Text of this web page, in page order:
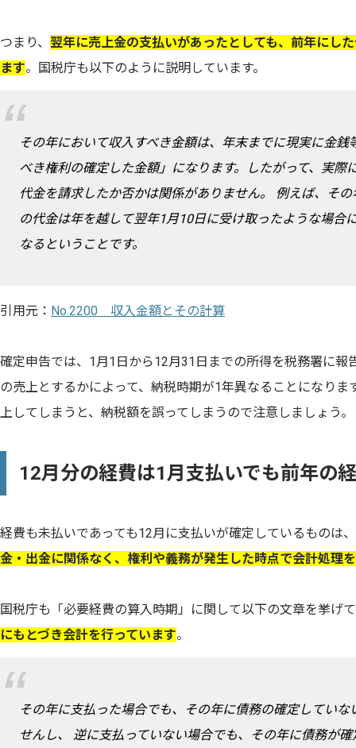
つまり、 翌年に売上金の支払いがあったとしても、前年にし
ます。国税庁も以下のように説明しています。
その年において収入すべき金額は、年末までに現実に金
べき権利の確定した金額」になります。したがって、実際
代金を請求したか否かは関係がありません。 例えば、そ
の代金は年を越して翌年1月10日に受け取ったような場合
なるということです。
引用元： No.2200 収入金額とその計算
確定申告では、1月1日から12月31日までの所得を税務署に報
の売上とするかによって、納税時期が1年異なることになり
上してしまうと、納税額を誤ってしまうので注意しましょう。
12月分の経費は1月支払いでも前年の
経費も未払いであっても12月に支払いが確定しているものは
金・出金に関係なく、権利や義務が発生した時点で会計処理
国税庁も「必要経費の算入時期」に関して以下の文章を挙げ
にもとづき会計を行っています。
その年に支払った場合でも、その年に債務の確定してい
せんし、 逆に支払っていない場合でも、その年に債務が